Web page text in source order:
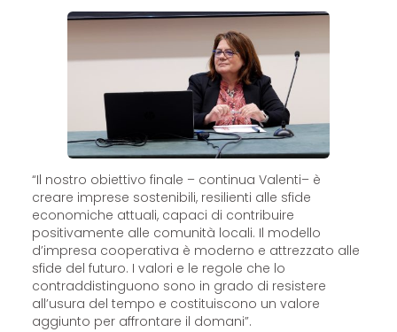
“Il nostro obiettivo finale – continua Valenti– è
creare imprese sostenibili, resilienti alle sfide
economiche attuali, capaci di contribuire
positivamente alle comunità locali. Il modello
d’impresa cooperativa è moderno e attrezzato alle
sfide del futuro. I valori e le regole che lo
contraddistinguono sono in grado di resistere
all’usura del tempo e costituiscono un valore
aggiunto per affrontare il domani”.